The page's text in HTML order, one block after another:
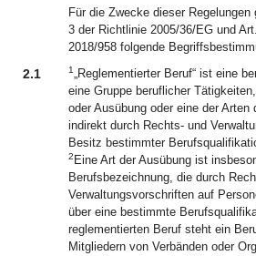
Für die Zwecke dieser
3 der Richtlinie 2005/36/EG und
2018/958 folgende
2.1 1„Reglementierter Beruf“ ist eine
eine Gruppe beruflicher
oder Ausübung oder eine der Arten
indirekt durch Rechts- und
Besitz bestimmter
2 Eine Art der Ausübung ist
Berufsbezeichnung, die durch
Verwaltungsvorschriften auf
über eine bestimmte
reglementierten Beruf steht ein
Mitgliedern von Verbänden oder